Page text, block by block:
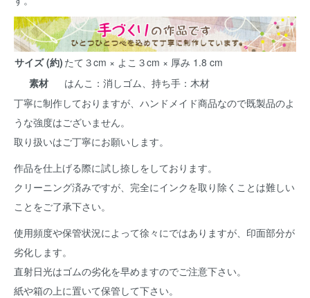
サイズ (約) たて３cm × よこ３cm × 厚み 1.8 cm
素材
はんこ：消しゴム、持ち手：木材
丁寧に制作しておりますが、ハンドメイド商品なので既製品のよ
うな強度はございません。
取り扱いはご丁寧にお願いします。
作品を仕上げる際に試し捺しをしております。
クリーニング済みですが、完全にインクを取り除くことは難しい
ことをご了承下さい。
使用頻度や保管状況によって徐々にではありますが、印面部分が
劣化します。
直射日光はゴムの劣化を早めますのでご注意下さい。
紙や箱の上に置いて保管して下さい。